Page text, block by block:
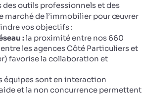
des outils professionnels et des
marché de l’immobilier pour œuvrer
vos objectifs :
:la proximité entre nos 660
les agences Côté Particuliers et
favorise la collaboration et
équipes sont en interaction
et la non concurrence permettent